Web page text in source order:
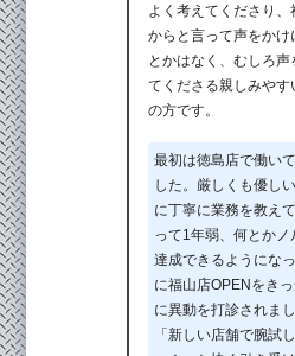
よく考えてくださり、
からと言って声をかけ
とかはなく、むしろ声
てくださる親しみやす
の方です。
最初は徳島店で働い
した。厳しくも優し
に丁寧に業務を教え
って1年弱、何とかノ
達成できるようにな
に福山店OPENをき
に異動を打診されまし
「新しい店舗で腕試